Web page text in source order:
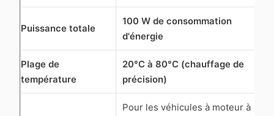
Puissance totale
100 W de consommation
d'énergie
Plage de
température
20°C à 80°C (chauffage de
précision)
Pour les véhicules à moteur à